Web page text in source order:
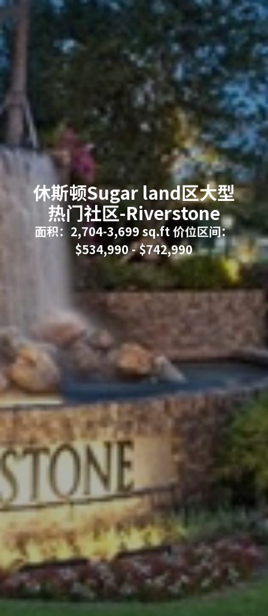
休斯顿Sugar land区大型
热门社区-Riverstone
面积：2,704-3,699 sq.ft 价位区间：
$534,990 - $742,990